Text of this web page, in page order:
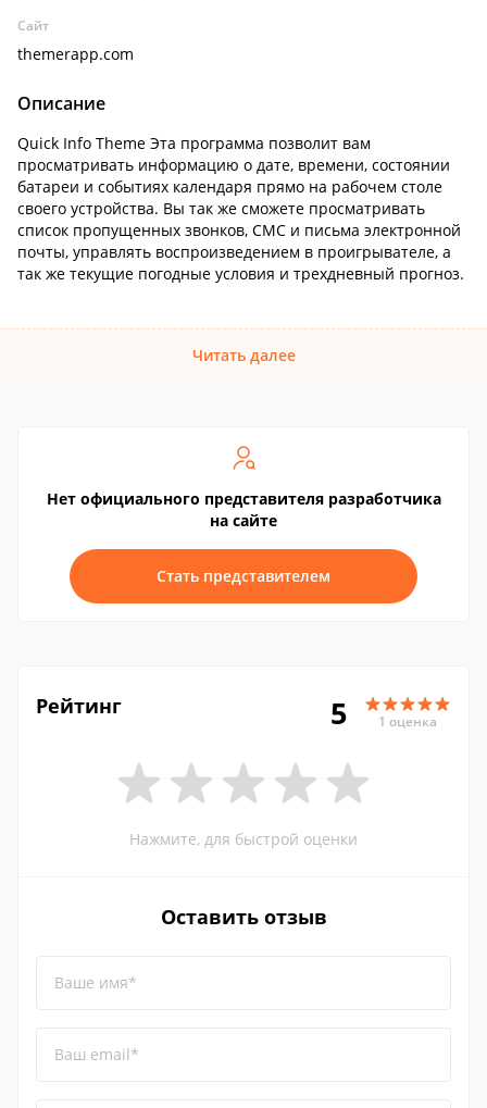
Сайт
themerapp.com
Описание
Quick Info Theme Эта программа позволит вам
просматривать информацию о дате, времени, состоянии
батареи и событиях календаря прямо на рабочем столе
своего устройства. Вы так же сможете просматривать
список пропущенных звонков, СМС и письма электронной
почты, управлять воспроизведением в проигрывателе, а
так же текущие погодные условия и трехдневный прогноз.
Читать далее
Нет официального представителя разработчика
на сайте
Стать представителем
Рейтинг 5 1 оценка
Нажмите, для быстрой оценки
Оставить отзыв
Ваше имя*
Ваш email*